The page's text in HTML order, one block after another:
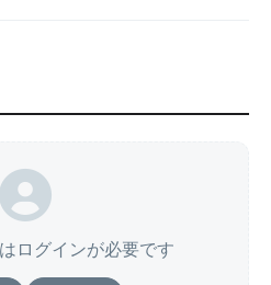
ログインが必要です